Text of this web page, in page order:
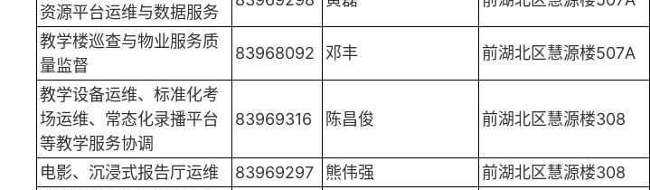
资源平台运维与数据服务
教学楼巡查与物业服务质
量监督
83968092 邓丰 前湖北区慧源楼507A
教学设备运维、标准化考
场运维、常态化录播平台
等教学服务协调
83969316 陈昌俊 前湖北区慧源楼308
电影、沉浸式报告厅运维 83969297 熊伟强
前湖北区慧源楼308